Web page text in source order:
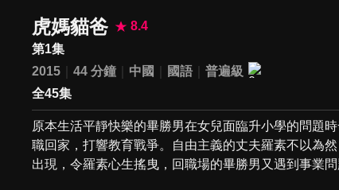
虎媽貓爸
8.4
第1集
2015
44 分鐘 中國 國語
普遍級
全45集
原本生活平靜快樂的畢勝男在女兒面臨升小學的問題
職回家，打響教育戰爭。自由主義的丈夫羅素不以為
出現，令羅素心生搖曳，回職場的畢勝男又遇到事業